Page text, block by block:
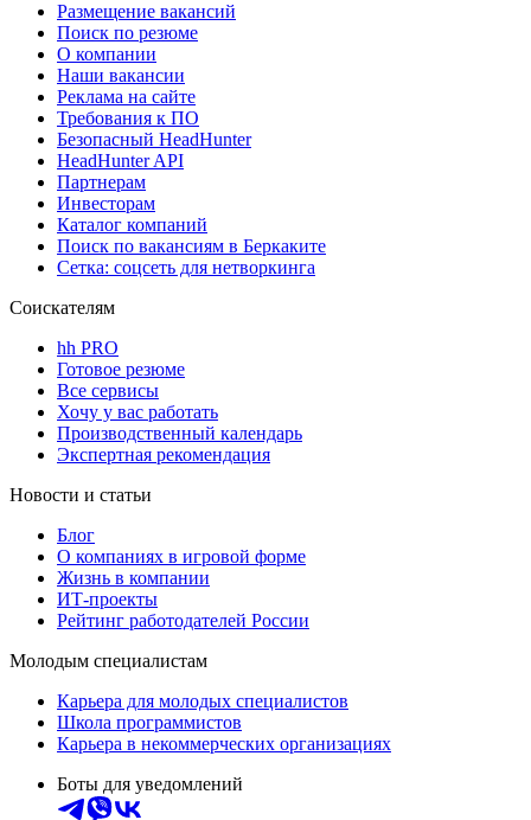
Размещение вакансий
Поиск по резюме
О компании
Наши вакансии
Реклама на сайте
Требования к ПО
Безопасный HeadHunter
HeadHunter API
Партнерам
Инвесторам
Каталог компаний
Поиск по вакансиям в Беркаките
Сетка: соцсеть для нетворкинга
Соискателям
hh PRO
Готовое резюме
Все сервисы
Хочу у вас работать
Производственный календарь
Экспертная рекомендация
Новости и статьи
Блог
О компаниях в игровой форме
Жизнь в компании
ИТ-проекты
Рейтинг работодателей России
Молодым специалистам
Карьера для молодых специалистов
Школа программистов
Карьера в некоммерческих организациях
Боты для уведомлений